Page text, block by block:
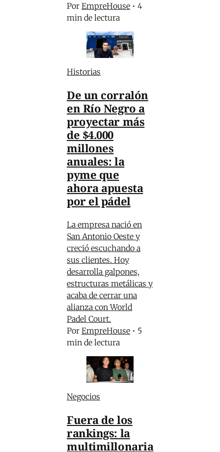
Por EmpreHouse • 4
min de lectura
Historias
De un corralón
en Río Negro a
proyectar más
de $4.000
millones
anuales: la
pyme que
ahora apuesta
por el pádel
La empresa nació en
San Antonio Oeste y
creció escuchando a
sus clientes. Hoy
desarrolla galpones,
estructuras metálicas y
acaba de cerrar una
alianza con World
Padel Court.
Por EmpreHouse • 5
min de lectura
Negocios
Fuera de los
rankings: la
multimillonaria